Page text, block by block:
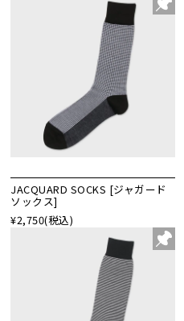
JACQUARD SOCKS [ジャガード
ソックス]
¥2,750(税込)